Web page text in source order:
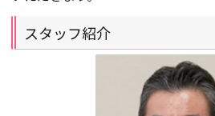
スタッフ紹介